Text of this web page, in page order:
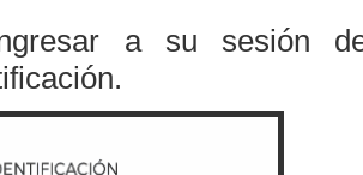
a su sesión